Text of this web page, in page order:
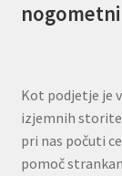
Kot podjetje je
izjemnih
pri nas počuti
pomoč